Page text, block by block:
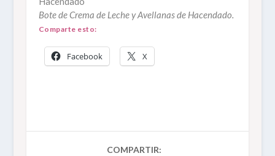
Bote de Crema de Leche y Avellanas de Hacendado.
Comparte esto:
Facebook X
COMPARTIR: